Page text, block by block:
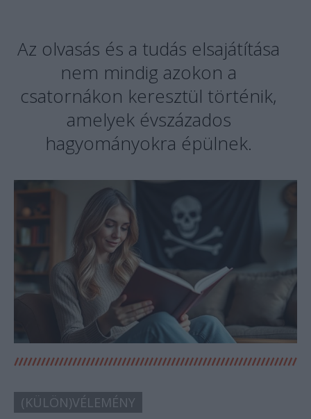
Az olvasás és a tudás elsajátítása
nem mindig azokon a
csatornákon keresztül történik,
amelyek évszázados
hagyományokra épülnek.
(KÜLÖN)VÉLEMÉNY